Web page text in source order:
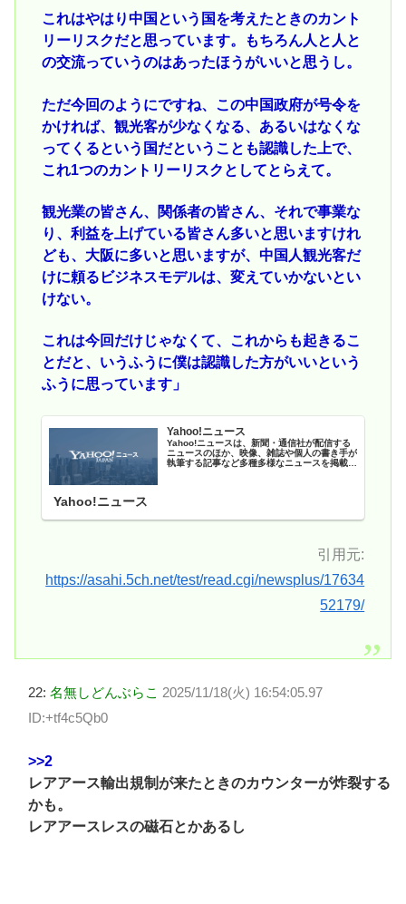
これはやはり中国という国を考えたときのカント
リーリスクだと思っています。もちろん人と人と
の交流っていうのはあったほうがいいと思うし。
ただ今回のようにですね、この中国政府が号令を
かければ、観光客が少なくなる、あるいはなくな
ってくるという国だということも認識した上で、
これ1つのカントリーリスクとしてとらえて。
観光業の皆さん、関係者の皆さん、それで事業な
り、利益を上げている皆さん多いと思いますけれ
ども、大阪に多いと思いますが、中国人観光客だ
けに頼るビジネスモデルは、変えていかないとい
けない。
これは今回だけじゃなくて、これからも起きるこ
とだと、いうふうに僕は認識した方がいいという
ふうに思っています」
Yahoo!ニュース
Yahoo!ニュースは、新聞・通信社が配信する
ニュースのほか、映像、雑誌や個人の書き手が
執筆する記事など多種多様なニュースを掲載し
Yahoo!ニュース
引用元:
https://asahi.5ch.net/test/read.cgi/newsplus/17634
52179/
22: 名無しどんぶらこ 2025/11/18(火) 16:54:05.97
ID:+tf4c5Qb0
>>2
レアアース輸出規制が来たときのカウンターが炸裂する
かも。
レアアースレスの磁石とかあるし